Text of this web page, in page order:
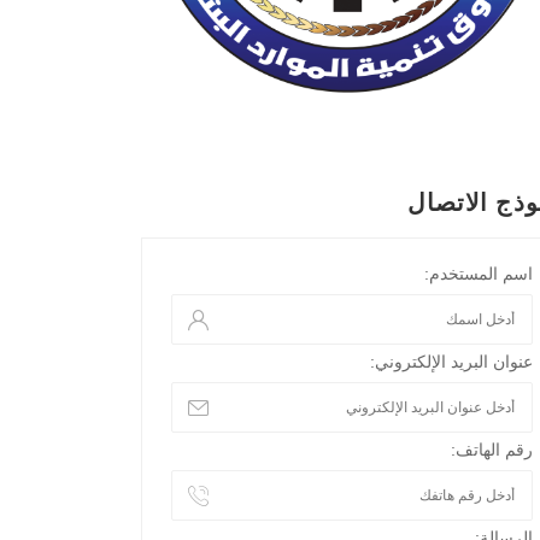
الاتصال
اسم المستخدم:
عنوان البريد الإلكتروني:
رقم الهاتف: